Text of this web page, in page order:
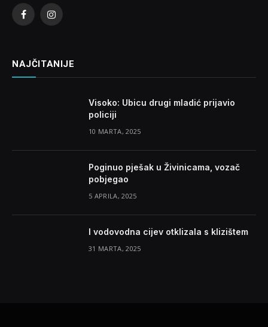
FacebookInstagram
NAJČITANIJE
Visoko: Ubicu drugi mladić prijavio
policiji
10 MARTA, 2025
Poginuo pješak u Živinicama, vozač
pobjegao
5 APRILA, 2025
I vodovodna cijev otklizala s klizištem
31 MARTA, 2025